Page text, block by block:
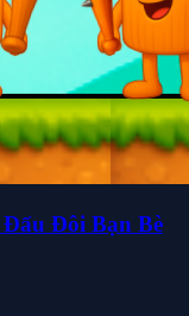
Đấu Đôi Bạn Bè